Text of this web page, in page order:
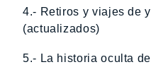
4.- Retiros y viajes de
(actualizados)
5.- La historia oculta